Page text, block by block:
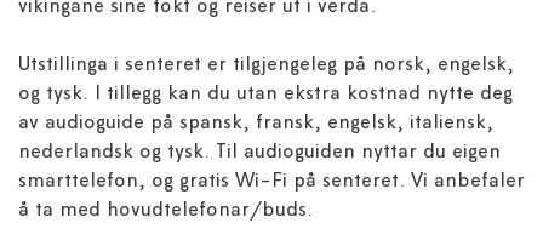
vikingane sine tokt og reiser ut i verda.
Utstillinga i senteret er tilgjengeleg på norsk, engelsk,
og tysk. I tillegg kan du utan ekstra kostnad nytte deg
av audioguide på spansk, fransk, engelsk, italiensk,
nederlandsk og tysk. Til audioguiden nyttar du eigen
smarttelefon, og gratis Wi-Fi på senteret. Vi anbefaler
å ta med hovudtelefonar/buds.